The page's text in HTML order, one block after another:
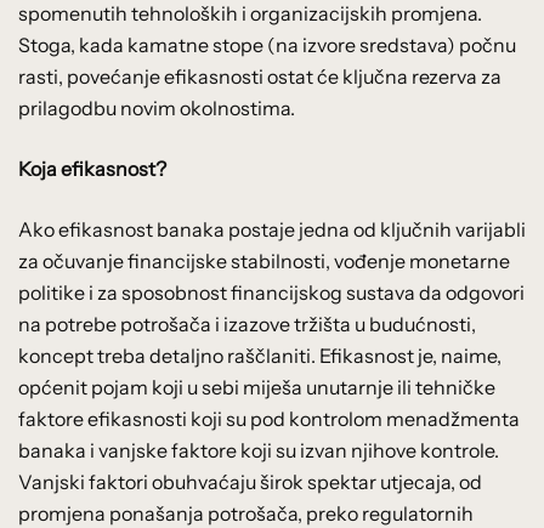
spomenutih tehnoloških i organizacijskih promjena.
Stoga, kada kamatne stope (na izvore sredstava) počnu
rasti, povećanje efikasnosti ostat će ključna rezerva za
prilagodbu novim okolnostima.
Koja efikasnost?
Ako efikasnost banaka postaje jedna od ključnih varijabli
za očuvanje financijske stabilnosti, vođenje monetarne
politike i za sposobnost financijskog sustava da odgovori
na potrebe potrošača i izazove tržišta u budućnosti,
koncept treba detaljno raščlaniti. Efikasnost je, naime,
općenit pojam koji u sebi miješa unutarnje ili tehničke
faktore efikasnosti koji su pod kontrolom menadžmenta
banaka i vanjske faktore koji su izvan njihove kontrole.
Vanjski faktori obuhvaćaju širok spektar utjecaja, od
promjena ponašanja potrošača, preko regulatornih